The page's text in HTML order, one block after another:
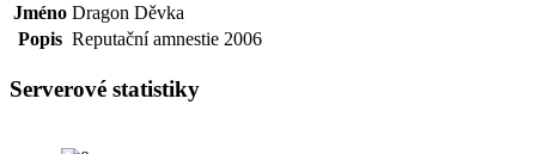
Jméno Dragon Děvka
Popis Reputační amnestie 2006
Serverové statistiky